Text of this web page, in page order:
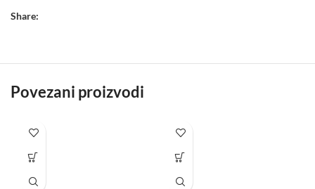
Share:
Povezani proizvodi